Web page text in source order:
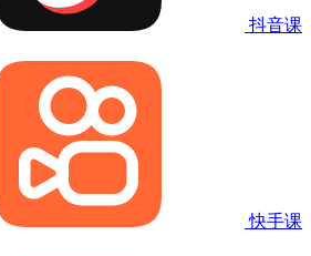
抖音课
快手课